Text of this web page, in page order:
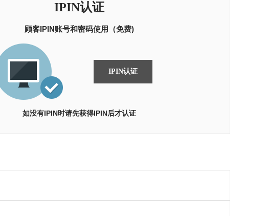
IPIN认证
顾客IPIN账号和密码使用（免费)
IPIN认证
如没有IPIN时请先获得IPIN后才认证